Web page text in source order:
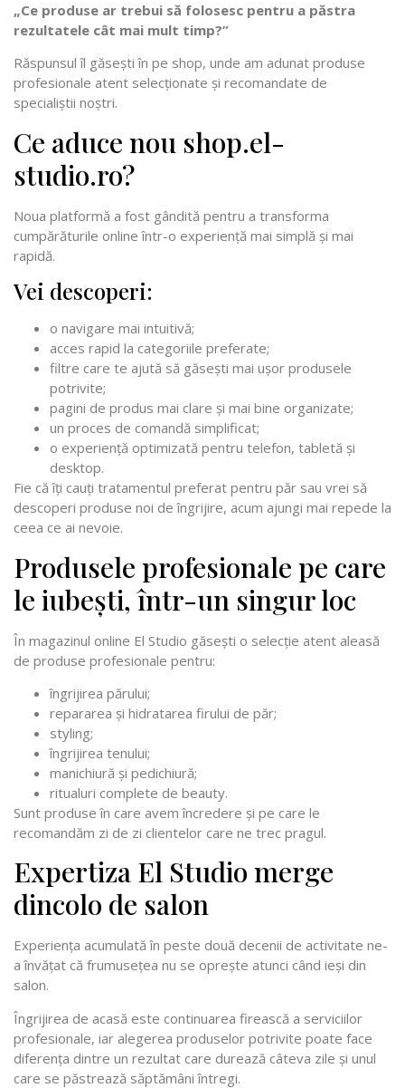
„Ce produse ar trebui să folosesc pentru a păstra
rezultatele cât mai mult timp?”
Răspunsul îl găsești în pe shop, unde am adunat produse
profesionale atent selecționate și recomandate de
specialiștii noștri.
Ce aduce nou shop.el-
studio.ro?
Noua platformă a fost gândită pentru a transforma
cumpărăturile online într-o experiență mai simplă și mai
rapidă.
Vei descoperi:
o navigare mai intuitivă;
acces rapid la categoriile preferate;
filtre care te ajută să găsești mai ușor produsele
potrivite;
pagini de produs mai clare și mai bine organizate;
un proces de comandă simplificat;
o experiență optimizată pentru telefon, tabletă și
desktop.
Fie că îți cauți tratamentul preferat pentru păr sau vrei să
descoperi produse noi de îngrijire, acum ajungi mai repede la
ceea ce ai nevoie.
Produsele profesionale pe care
le iubești, într-un singur loc
În magazinul online El Studio găsești o selecție atent aleasă
de produse profesionale pentru:
îngrijirea părului;
repararea și hidratarea firului de păr;
styling;
îngrijirea tenului;
manichiură și pedichiură;
ritualuri complete de beauty.
Sunt produse în care avem încredere și pe care le
recomandăm zi de zi clientelor care ne trec pragul.
Expertiza El Studio merge
dincolo de salon
Experiența acumulată în peste două decenii de activitate ne-
a învățat că frumusețea nu se oprește atunci când ieși din
salon.
Îngrijirea de acasă este continuarea firească a serviciilor
profesionale, iar alegerea produselor potrivite poate face
diferența dintre un rezultat care durează câteva zile și unul
care se păstrează săptămâni întregi.